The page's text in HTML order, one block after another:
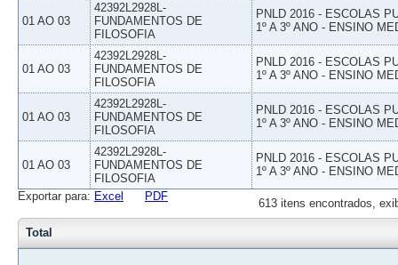
01 AO 03
42392L2928L-
FUNDAMENTOS DE
FILOSOFIA
PNLD 2016 - ESCOLAS
1º A 3º ANO - ENSINO
01 AO 03
42392L2928L-
FUNDAMENTOS DE
FILOSOFIA
PNLD 2016 - ESCOLAS
1º A 3º ANO - ENSINO
01 AO 03
42392L2928L-
FUNDAMENTOS DE
FILOSOFIA
PNLD 2016 - ESCOLAS
1º A 3º ANO - ENSINO
01 AO 03
42392L2928L-
FUNDAMENTOS DE
FILOSOFIA
PNLD 2016 - ESCOLAS
1º A 3º ANO - ENSINO
613 itens encontrados,
Exportar para: Excel PDF
Total